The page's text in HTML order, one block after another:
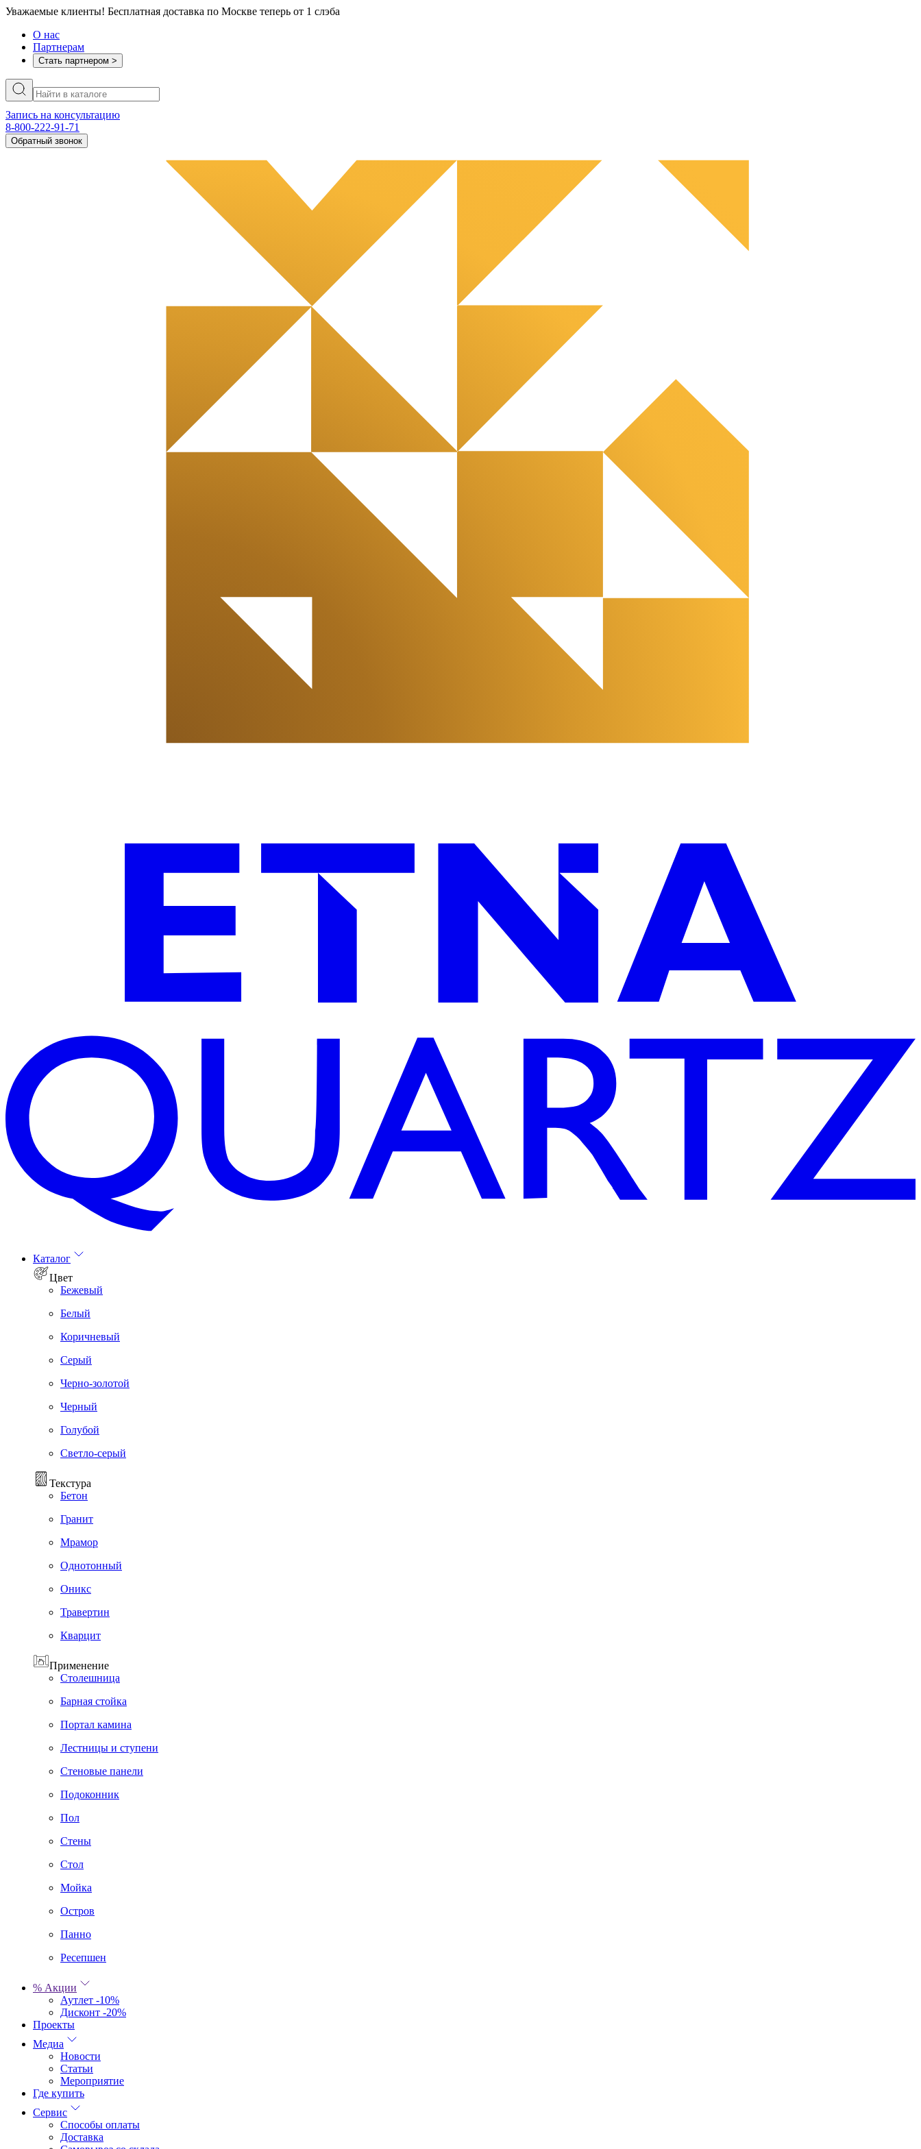
Уважаемые клиенты! Бесплатная доставка по Москве теперь от 1 слэба
О нас
Партнерам
Стать партнером >
Запись на консультацию
8-800-222-91-71
Обратный звонок
Каталог
Цвет
Бежевый
Белый
Коричневый
Серый
Черно-золотой
Черный
Голубой
Светло-серый
Текстура
Бетон
Гранит
Мрамор
Однотонный
Оникс
Травертин
Кварцит
Применение
Cтолешница
Барная стойка
Портал камина
Лестницы и ступени
Стеновые панели
Подоконник
Пол
Cтены
Стол
Мойка
Остров
Панно
Ресепшен
% Акции
Аутлет -10%
Дисконт -20%
Проекты
Медиа
Новости
Статьи
Мероприятие
Где купить
Сервис
Способы оплаты
Доставка